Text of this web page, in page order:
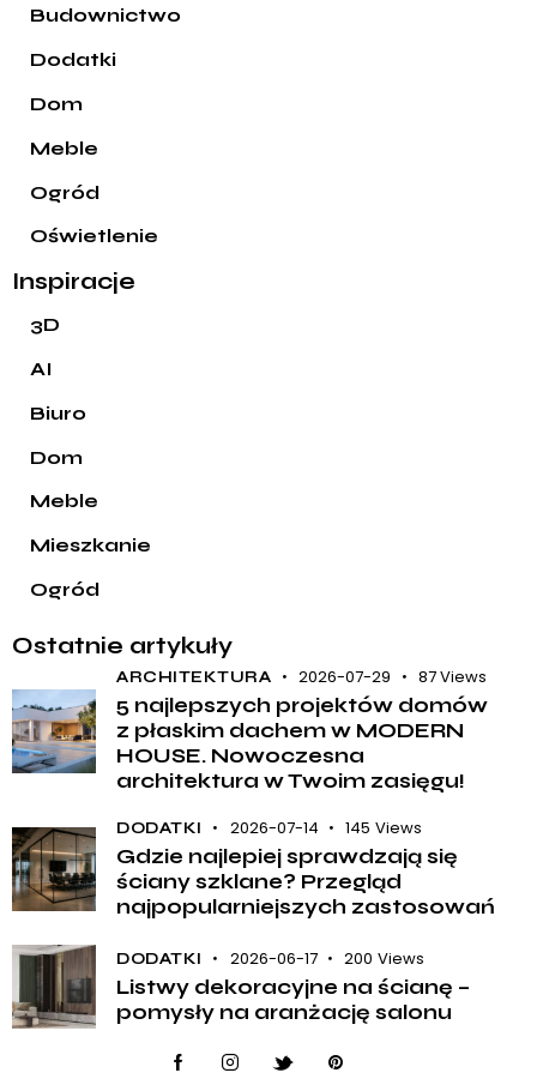
Budownictwo
Dodatki
Dom
Meble
Ogród
Oświetlenie
Inspiracje
3D
AI
Biuro
Dom
Meble
Mieszkanie
Ogród
Ostatnie artykuły
ARCHITEKTURA 2026-07-29 87 Views
5 najlepszych projektów domów
z płaskim dachem w MODERN
HOUSE. Nowoczesna
architektura w Twoim zasięgu!
DODATKI 2026-07-14 145 Views
Gdzie najlepiej sprawdzają się
ściany szklane? Przegląd
najpopularniejszych zastosowań
DODATKI 2026-06-17 200 Views
Listwy dekoracyjne na ścianę –
pomysły na aranżację salonu